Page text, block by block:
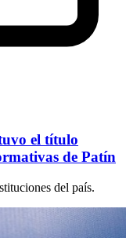
el título
de Patín
del país.